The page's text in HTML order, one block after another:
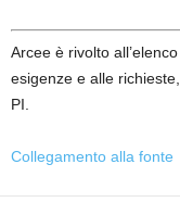
Arcee è rivolto
esigenze e alle
PI.
Collegamento alla fonte